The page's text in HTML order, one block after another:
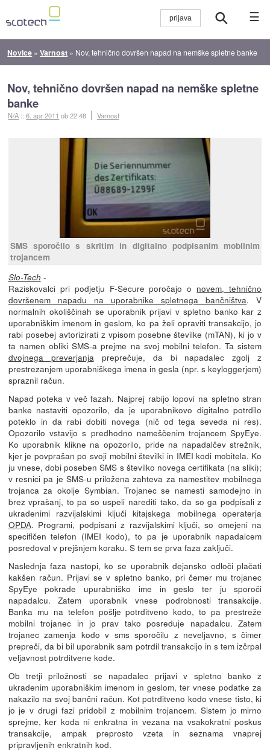
☰
Novice »Varnost » Nov, tehnično dovršen napad na nemške spletne banke
Nov, tehnično dovršen napad na nemške spletne
banke
N/A ::6. apr 2011 ob 22:48 Varnost
SMS sporočilo s skritim in digitalno podpisanim mobilnim
trojancem
Slo-Tech -
Raziskovalci pri podjetju F-Secure poročajo o novem, tehnično
dovršenem napadu na uporabnike spletnega bančništva. V
normalnih okoliščinah se uporabnik prijavi v spletno banko kar z
uporabniškim imenom in geslom, ko pa želi opraviti transakcijo, jo
rabi posebej avtorizirati z vpisom posebne številke (mTAN), ki jo v
ta namen obliki SMS-a prejme na svoj mobilni telefon. Ta sistem
dvojnega preverjanjapreprečuje, da bi napadalec zgolj z
prestrezanjem uporabniškega imena in gesla (npr. s keyloggerjem)
spraznil račun.
Napad poteka v več fazah. Najprej rabijo lopovi na spletno stran
banke nastaviti opozorilo, da je uporabnikovo digitalno potrdilo
poteklo in da rabi dobiti novega (nič od tega seveda ni res).
Opozorilo vstavijo s predhodno nameščenim trojancem SpyEye.
Ko uporabnik klikne na opozorilo, pride na napadalčev strežnik,
kjer je povprašan po svoji mobilni številki in IMEI kodi mobitela. Ko
ju vnese, dobi poseben SMS s številko novega certifikata (na sliki);
v resnici pa je SMS-u priložena zahteva za namestitev mobilnega
trojanca za okolje Symbian. Trojanec se namesti samodejno in
brez vprašanj, to pa so uspeli narediti tako, da so ga podpisali z
ukradenimi razvijalskimi ključi kitajskega mobilnega operaterja
OPDA. Programi, podpisani z razvijalskimi ključi, so omejeni na
specifičen telefon (IMEI kodo), to pa je uporabnik napadalcem
posredoval v prejšnjem koraku. S tem se prva faza zaključi.
Naslednja faza nastopi, ko se uporabnik dejansko odloči plačati
kakšen račun. Prijavi se v spletno banko, pri čemer mu trojanec
SpyEye pokrade upurabniško ime in geslo ter ju sporoči
napadalcu. Zatem uporabnik vnese podrobnosti transakcije.
Banka mu na telefon pošlje potrditveno kodo, to pa prestreže
mobilni trojanec in jo prav tako posreduje napadalcu. Zatem
trojanec zamenja kodo v sms sporočilu z neveljavno, s čimer
prepreči, da bi bil uporabnik sam potrdil transakcijo in s tem izčrpal
veljavnost potrditvene kode.
Ob tretji priložnosti se napadalec prijavi v spletno banko z
ukradenim uporabniškim imenom in geslom, ter vnese podatke za
nakazilo na svoj bančni račun. Kot potrditveno kodo vnese tisto, ki
jo je v drugi fazi pridobil z mobilnim trojancem. Sistem jo mirno
sprejme, ker koda ni enkratna in vezana na vsakokratni poskus
transakcije, ampak preprosto vzeta in seznama vnaprej
pripravljenih enkratnih kod.